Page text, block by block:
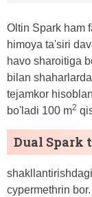
Oltin Spark ham
himoya ta'siri
havo sharoitiga
bilan
tejamkor
bo'ladi 100 m2
Dual Spark
cypermethrin